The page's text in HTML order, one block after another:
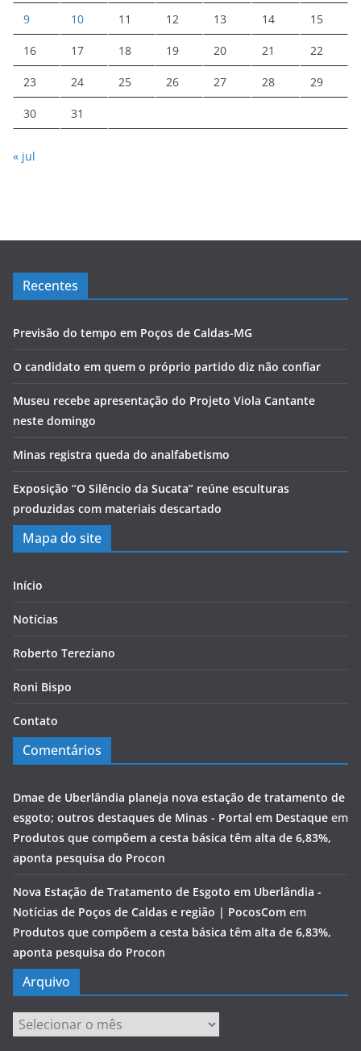
9 10 11 12 13 14 15
16 17 18 19 20 21 22
23 24 25 26 27 28 29
30 31
« jul
Recentes
Previsão do tempo em Poços de Caldas-MG
O candidato em quem o próprio partido diz não confiar
Museu recebe apresentação do Projeto Viola Cantante
neste domingo
Minas registra queda do analfabetismo
Exposição “O Silêncio da Sucata” reúne esculturas
produzidas com materiais descartado
Mapa do site
Início
Notícias
Roberto Tereziano
Roni Bispo
Contato
Comentários
Dmae de Uberlândia planeja nova estação de tratamento de
esgoto; outros destaques de Minas - Portal em Destaque em
Produtos que compõem a cesta básica têm alta de 6,83%,
aponta pesquisa do Procon
Nova Estação de Tratamento de Esgoto em Uberlândia -
Notícias de Poços de Caldas e região | PocosCom em
Produtos que compõem a cesta básica têm alta de 6,83%,
aponta pesquisa do Procon
Arquivo
Arquivo